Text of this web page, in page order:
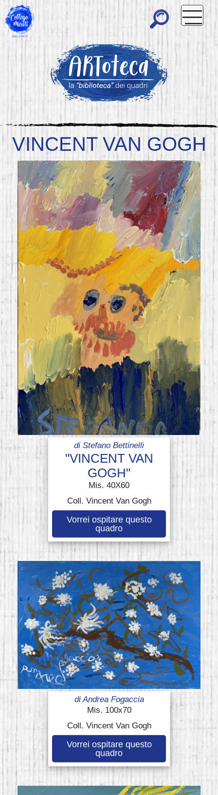
VINCENT VAN GOGH
di Stefano Bettinelli
"VINCENT VAN
GOGH"
Mis. 40X60
Coll. Vincent Van Gogh
Vorrei ospitare questo
quadro
diAndrea Fogaccia
Mis. 100x70
Coll. Vincent Van Gogh
Vorrei ospitare questo
quadro